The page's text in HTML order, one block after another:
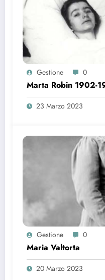
Gestione 0
Marta Robin 1902-
23 Marzo 2023
Gestione 0
Maria Valtorta
20 Marzo 2023